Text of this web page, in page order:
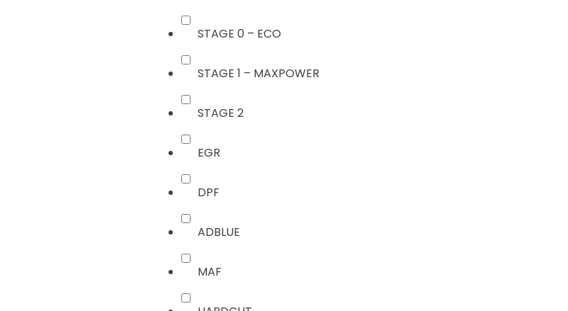
STAGE 0 – ECO
STAGE 1 – MAXPOWER
STAGE 2
EGR
DPF
ADBLUE
MAF